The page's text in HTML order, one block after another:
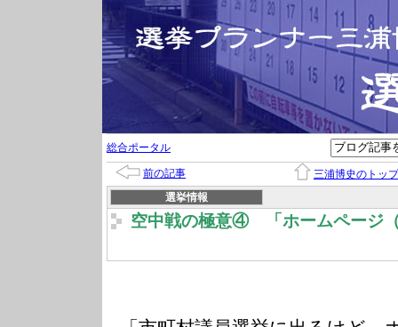
総合ポータル
前の記事
三浦博史のトップ
選挙情報
空中戦の極意④ 「ホームページ